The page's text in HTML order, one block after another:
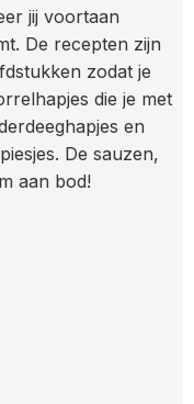
jij voortaan
De recepten zijn
zodat je
die je met
en
De sauzen,
aan bod!